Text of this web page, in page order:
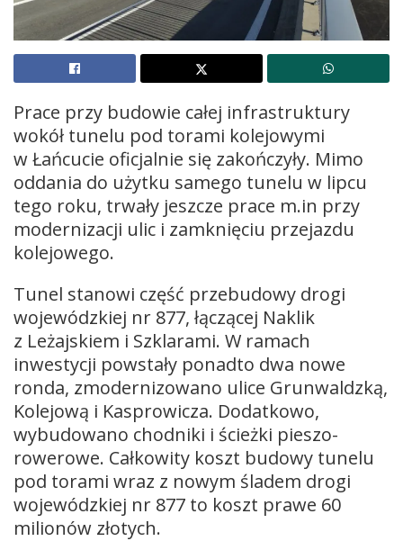
Prace przy budowie całej infrastruktury
wokół tunelu pod torami kolejowymi
w Łańcucie oficjalnie się zakończyły. Mimo
oddania do użytku samego tunelu w lipcu
tego roku, trwały jeszcze prace m.in przy
modernizacji ulic i zamknięciu przejazdu
kolejowego.
Tunel stanowi część przebudowy drogi
wojewódzkiej nr 877, łączącej Naklik
z Leżajskiem i Szklarami. W ramach
inwestycji powstały ponadto dwa nowe
ronda, zmodernizowano ulice Grunwaldzką,
Kolejową i Kasprowicza. Dodatkowo,
wybudowano chodniki i ścieżki pieszo-
rowerowe. Całkowity koszt budowy tunelu
pod torami wraz z nowym śladem drogi
wojewódzkiej nr 877 to koszt prawe 60
milionów złotych.